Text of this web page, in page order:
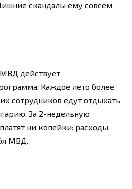
скандалы ему совсем
действует
Каждое лето более
сотрудников едут отдыхать
За 2-недельную
ни копейки: расходы
МВД.